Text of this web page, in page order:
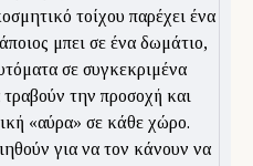
τοίχου παρέχει ένα
μπει σε ένα δωμάτιο,
σε συγκεκριμένα
την προσοχή και
«αύρα» σε κάθε χώρο.
για να τον κάνουν να